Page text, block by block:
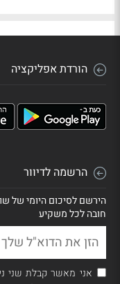
הורדת אפליקציה
הרשמה לדיוור
הירשם לסיכום היומי של
חובה לכל משקיע
אני מאשר קבלת שני